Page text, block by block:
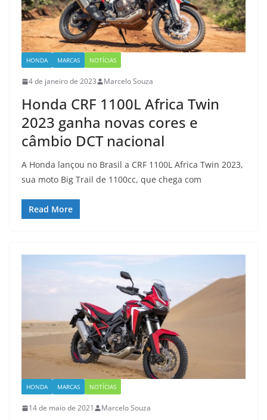
HONDA MARCAS NOTÍCIAS
4 de janeiro de 2023 Marcelo Souza
Honda CRF 1100L Africa Twin
2023 ganha novas cores e
câmbio DCT nacional
A Honda lançou no Brasil a CRF 1100L Africa Twin 2023,
sua moto Big Trail de 1100cc, que chega com
Read More
HONDA MARCAS NOTÍCIAS
14 de maio de 2021 Marcelo Souza